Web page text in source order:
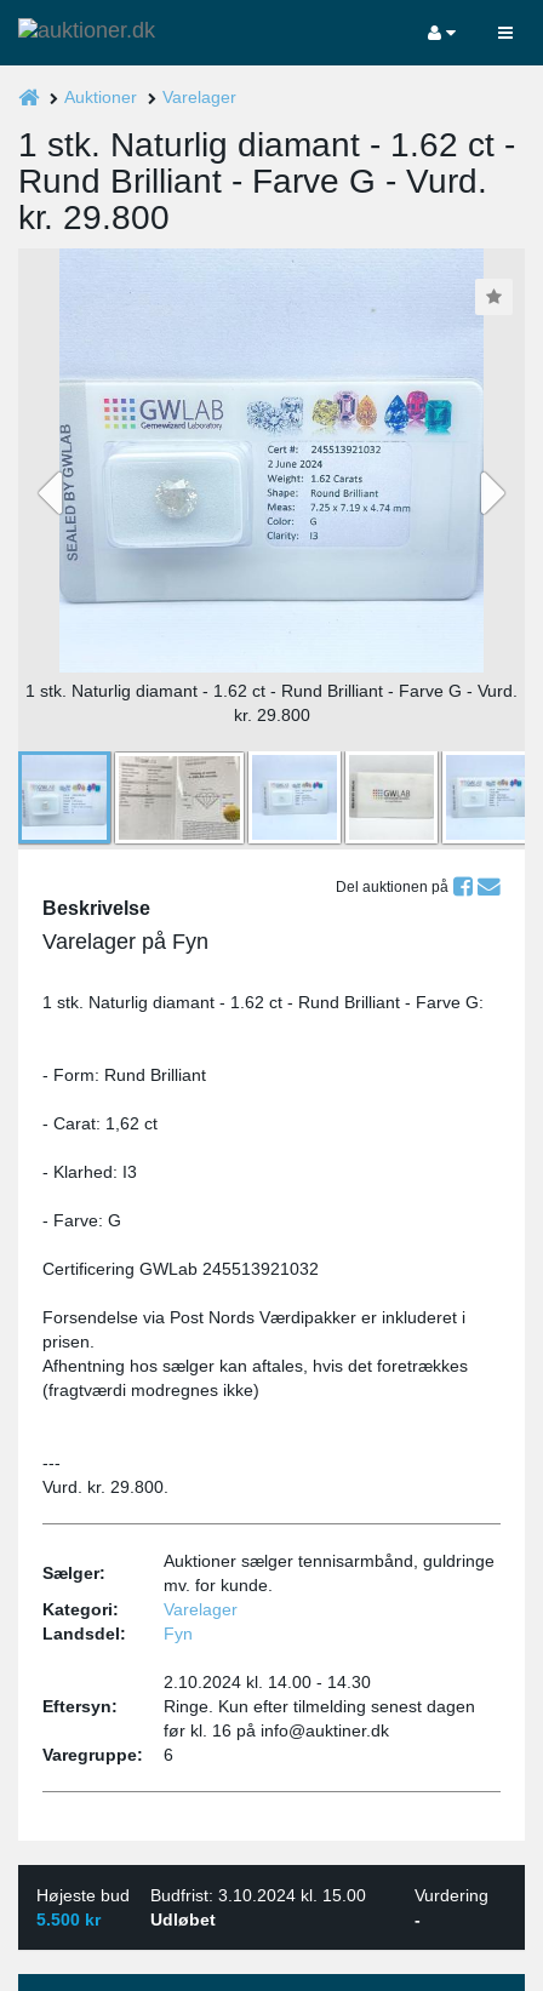
Auktioner Varelager
1 stk. Naturlig diamant - 1.62 ct -
Rund Brilliant - Farve G - Vurd.
kr. 29.800
1 stk. Naturlig diamant - 1.62 ct - Rund Brilliant - Farve G - Vurd.
kr. 29.800
Del auktionen på
Beskrivelse
Varelager på Fyn
1 stk. Naturlig diamant - 1.62 ct - Rund Brilliant - Farve G:
- Form: Rund Brilliant
- Carat: 1,62 ct
- Klarhed: I3
- Farve: G
Certificering GWLab 245513921032
Forsendelse via Post Nords Værdipakker er inkluderet i
prisen.
Afhentning hos sælger kan aftales, hvis det foretrækkes
(fragtværdi modregnes ikke)
---
Vurd. kr. 29.800.
Sælger:
Auktioner sælger tennisarmbånd, guldringe
mv. for kunde.
Kategori:
Varelager
Landsdel:
Fyn
Eftersyn:
2.10.2024 kl. 14.00 - 14.30
Ringe. Kun efter tilmelding senest dagen
før kl. 16 på info@auktiner.dk
Varegruppe:
6
Højeste bud Budfrist: 3.10.2024 kl. 15.00
Vurdering
5.500 kr
Udløbet -